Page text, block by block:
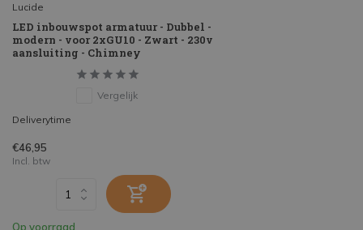
Lucide
LED inbouwspot armatuur - Dubbel -
modern - voor 2xGU10 - Zwart - 230v
aansluiting - Chimney
Vergelijk
Deliverytime
€46,95
Incl. btw
Op voorraad